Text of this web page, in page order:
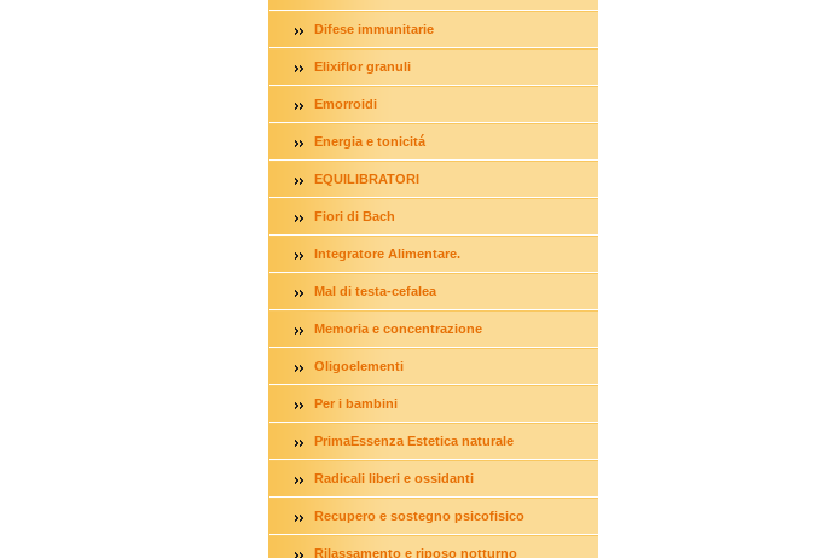
Difese immunitarie
Elixiflor granuli
Emorroidi
Energia e tonicitá
EQUILIBRATORI
Fiori di Bach
Integratore Alimentare.
Mal di testa-cefalea
Memoria e concentrazione
Oligoelementi
Per i bambini
PrimaEssenza Estetica naturale
Radicali liberi e ossidanti
Recupero e sostegno psicofisico
Rilassamento e riposo notturno